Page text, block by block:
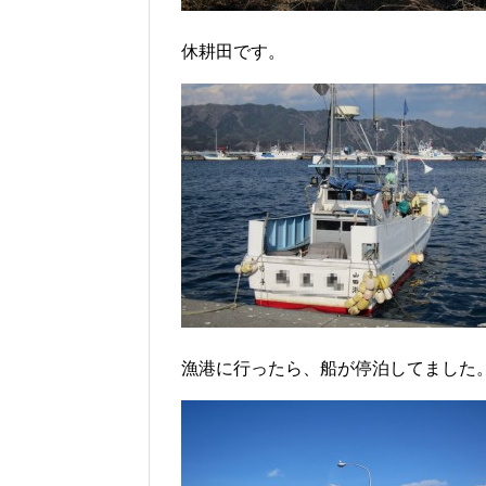
休耕田です。
漁港に行ったら、船が停泊してました